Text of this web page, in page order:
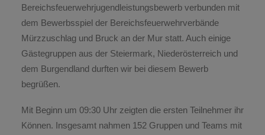
Bereichsfeuerwehrjugendleistungsbewerb verbunden mit
dem Bewerbsspiel der Bereichsfeuerwehrverbände
Mürzzuschlag und Bruck an der Mur statt. Auch einige
Gästegruppen aus der Steiermark, Niederösterreich und
dem Burgendland durften wir bei diesem Bewerb
begrüßen.
Mit Beginn um 09:30 Uhr zeigten die ersten Teilnehmer ihr
Können. Insgesamt nahmen 152 Gruppen und Teams mit